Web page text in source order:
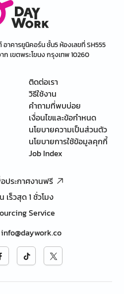
อาคารยูนิคอร์น ชั้น5 ห้องเลขที่ SH555
เขตพระโขนง กรุงเทพ 10260
ติดต่อเรา
วิธีใช้งาน
คำถามที่พบบ่อย
เงื่อนไขและข้อกำหนด
นโยบายความเป็นส่วนตัว
นโยบายการใช้ข้อมูลคุกกี้
Job Index
อประกาศงานฟรี
เร็วสุด 1 ชั่วโมง
Service
info@daywork.co